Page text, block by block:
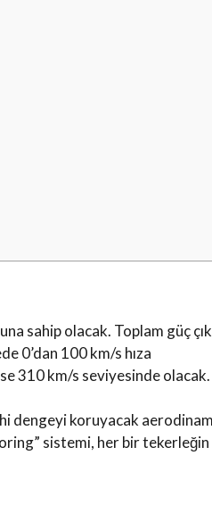
sahip olacak. Toplam güç
0’dan 100 km/s hıza
310 km/s seviyesinde olacak.
dengeyi koruyacak
sistemi, her bir tekerleğin